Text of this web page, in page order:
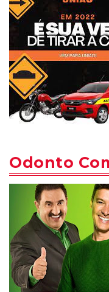
Odonto